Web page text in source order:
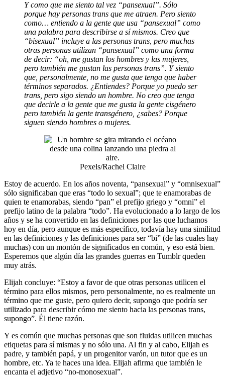
Y como que me siento tal vez “pansexual”. Sólo
porque hay personas trans que me atraen. Pero siento
como… entiendo a la gente que usa “pansexual” como
una palabra para describirse a sí mismos. Creo que
“bisexual” incluye a las personas trans, pero muchas
otras personas utilizan “pansexual” como una forma
de decir: “oh, me gustan los hombres y las mujeres,
pero también me gustan las personas trans”. Y siento
que, personalmente, no me gusta que tenga que haber
términos separados. ¿Entiendes? Porque yo puedo ser
trans, pero sigo siendo un hombre. No creo que tenga
que decirle a la gente que me gusta la gente cisgénero
pero también la gente transgénero, ¿sabes? Porque
siguen siendo hombres o mujeres.
Pexels/Rachel Claire
Estoy de acuerdo. En los años noventa, “pansexual” y “omnisexual”
sólo significaban que eras “todo lo sexual”; que te enamorabas de
quien te enamorabas, siendo “pan” el prefijo griego y “omni” el
prefijo latino de la palabra “todo”. Ha evolucionado a lo largo de los
años y se ha convertido en las definiciones por las que luchamos
hoy en día, pero aunque es más específico, todavía hay una similitud
en las definiciones y las definiciones para ser “bi” (de las cuales hay
muchas) con un montón de significados en común, y eso está bien.
Esperemos que algún día las grandes guerras en Tumblr queden
muy atrás.
Elijah concluye: “Estoy a favor de que otras personas utilicen el
término para ellos mismos, pero personalmente, no es realmente un
término que me guste, pero quiero decir, supongo que podría ser
utilizado para describir cómo me siento hacia las personas trans,
supongo”. Él tiene razón.
Y es común que muchas personas que son fluidas utilicen muchas
etiquetas para sí mismas y no sólo una. Al fin y al cabo, Elijah es
padre, y también papá, y un progenitor varón, un tutor que es un
hombre, etc. Ya te haces una idea. Elijah afirma que también le
encanta el adjetivo “no-monosexual”.